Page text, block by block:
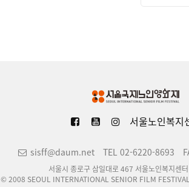
서울노인복지
sisff@daum.net TEL 02-6220-8693
서울시 종로구 삼일대로 467 서울노인복지센
© 2008 SEOUL INTERNATIONAL SENIOR FILM